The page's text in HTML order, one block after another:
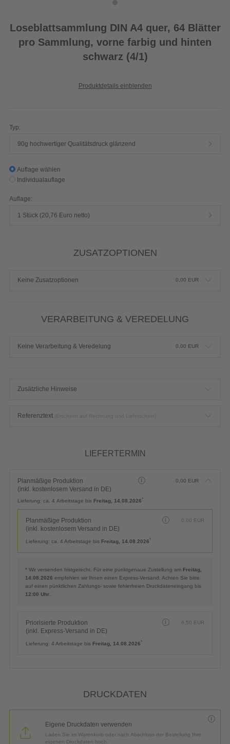
Loseblattsammlung DIN A4 quer, 64 Blätter
pro Sammlung, vorne farbig und hinten
schwarz (4/1)
Produktdetails einblenden
Typ:
90g hochwertiger Qualitätsdruck glänzend
Auflage wählen
Individualauflage
Auflage:
1 Stück (20,76 Euro netto)
ZUSATZOPTIONEN
Keine Zusatzoptionen 0,00 EUR
VERARBEITUNG & VEREDELUNG
Keine Verarbeitung & Veredelung 0,00 EUR
Zusätzliche Hinweise
Referenztext
LIEFERTERMIN
Planmäßige Produktion
(inkl. kostenlosem Versand in DE)
0,00 EUR
Lieferung: ca. 4 Arbeitstage bis Freitag, 14.08.2026*
Planmäßige Produktion
(inkl. kostenlosem Versand in DE)
0,00 EUR
Lieferung: ca. 4 Arbeitstage bis Freitag, 14.08.2026*
* Wir versenden fristgerecht. Für eine punktgenaue Zustellung am Freitag,
14.08.2026 empfehlen wir Ihnen einen Express-Versand. Achten Sie bitte
auf einen pünktlichen Zahlungs- sowie fehlerfreien Druckdateneingang bis
12:00 Uhr
Priorisierte Produktion
(inkl. Express-Versand in DE)
6,50 EUR
Lieferung: 4 Arbeitstage bis Freitag, 14.08.2026*
DRUCKDATEN
Eigene Druckdaten verwenden
Laden Sie im Warenkorb oder nach Abschluss der Bestellung Ihre
eigenen Druckdaten hoch.